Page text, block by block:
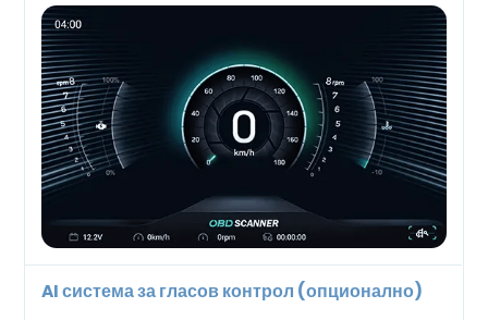
AI система за гласов контрол (опционално)